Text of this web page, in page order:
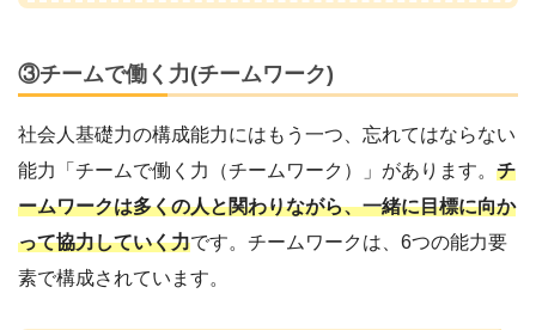
③チームで働く力(チームワーク)
社会人基礎力の構成能力にはもう一つ、忘れてはならない
能力「チームで働く力（チームワーク）」があります。 チ
ームワークは多くの人と関わりながら、一緒に目標に向か
って協力していく力です。チームワークは、6つの能力要
素で構成されています。